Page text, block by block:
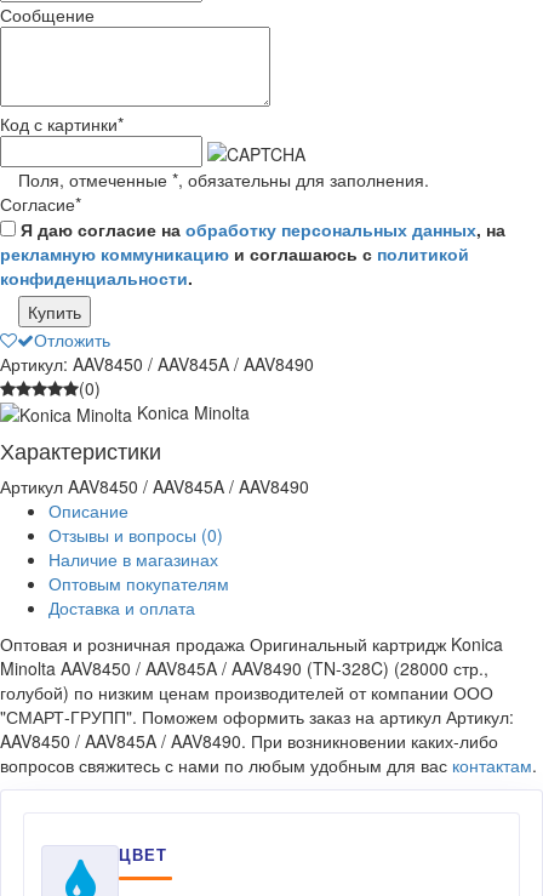
Сообщение
Код с картинки*
Поля, отмеченные *, обязательны для заполнения.
Согласие*
Я даю согласие на обработку персональных данных, на
рекламную коммуникацию и соглашаюсь с политикой
конфиденциальности.
Купить
Отложить
Артикул: AAV8450 / AAV845A / AAV8490
(0)
Konica Minolta
Характеристики
Артикул AAV8450 / AAV845A / AAV8490
Описание
Отзывы и вопросы (0)
Наличие в магазинах
Оптовым покупателям
Доставка и оплата
Оптовая и розничная продажа Оригинальный картридж Konica
Minolta AAV8450 / AAV845A / AAV8490 (TN-328C) (28000 стр.,
голубой) по низким ценам производителей от компании ООО
"СМАРТ-ГРУПП". Поможем оформить заказ на артикул Артикул:
AAV8450 / AAV845A / AAV8490. При возникновении каких-либо
вопросов свяжитесь с нами по любым удобным для вас контактам.
ЦВЕТ